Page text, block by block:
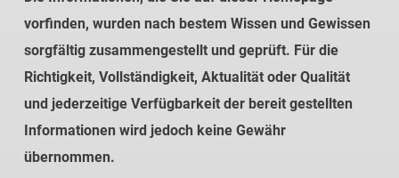
vorfinden, wurden nach bestem Wissen und Gewissen
sorgfältig zusammengestellt und geprüft. Für die
Richtigkeit, Vollständigkeit, Aktualität oder Qualität
und jederzeitige Verfügbarkeit der bereit gestellten
Informationen wird jedoch keine Gewähr
übernommen.